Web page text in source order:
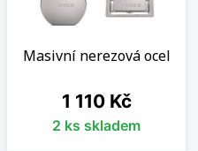
Masivní nerezová ocel
Cena
1 110 Kč
2 ks skladem